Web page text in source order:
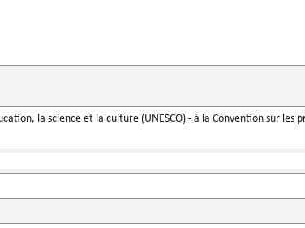
la science et la culture (UNESCO) - à la Convention sur les